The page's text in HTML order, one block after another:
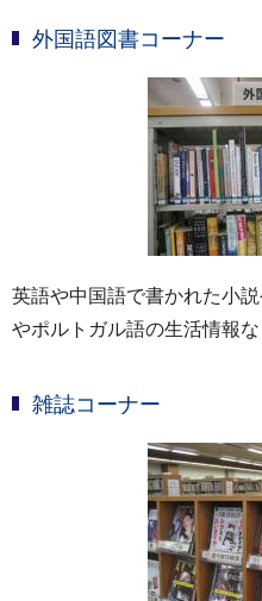
外国語図書コーナー
英語や中国語で書かれた小
やポルトガル語の生活情報な
雑誌コーナー